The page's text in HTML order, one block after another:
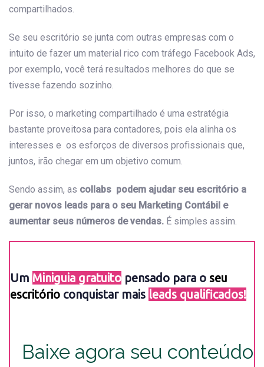
compartilhados.
Se seu escritório se junta com outras empresas com o
intuito de fazer um material rico com tráfego Facebook Ads,
por exemplo, você terá resultados melhores do que se
tivesse fazendo sozinho.
Por isso, o marketing compartilhado é uma estratégia
bastante proveitosa para contadores, pois ela alinha os
interesses e os esforços de diversos profissionais que,
juntos, irão chegar em um objetivo comum.
Sendo assim, as collabs podem ajudar seu escritório a
gerar novos leads para o seu Marketing Contábil e
aumentar seus números de vendas. É simples assim.
Um Miniguia gratuito pensado para o seu
escritório conquistar mais leads qualificados!
Baixe agora seu conteúdo